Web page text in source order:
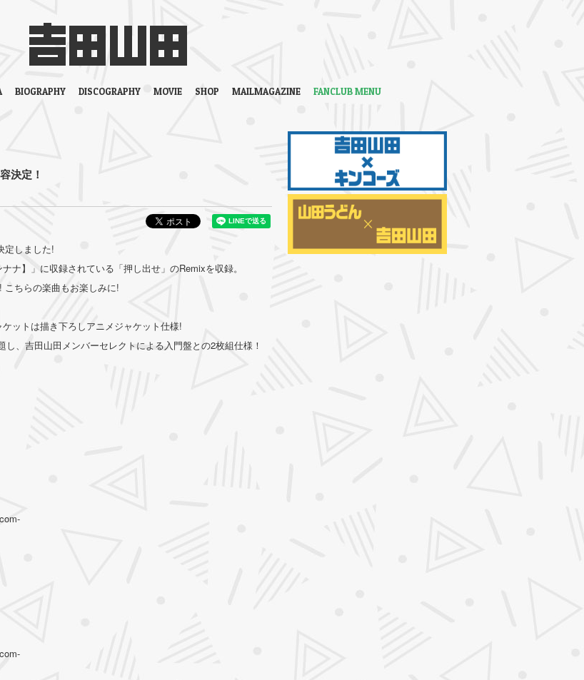
BIOGRAPHY DISCOGRAPHY MOVIE SHOP MAILMAGAZINE FANCLUB MENU
決定！
定しました!
ナ】」に収録されている「押し出せ」のRemixを収録。
ちらの楽曲もお楽しみに!
ットは描き下ろしアニメジャケット仕様!
、吉田山田メンバーセレクトによる入門盤との2枚組仕様！